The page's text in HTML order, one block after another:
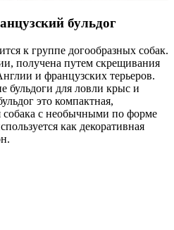
бульдог
к группе догообразных собак.
получена путем скрещивания
и французских терьеров.
бульдоги для ловли крыс и
это компактная,
собака с необычными по форме
как декоративная